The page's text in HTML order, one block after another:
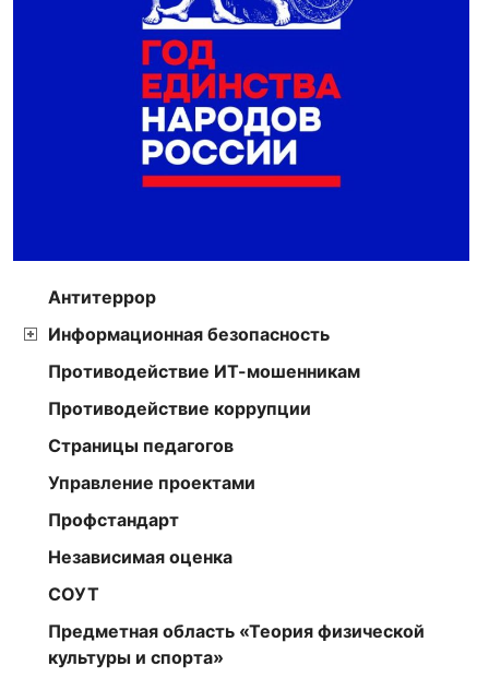
Антитеррор
Информационная безопасность
Противодействие ИТ-мошенникам
Противодействие коррупции
Страницы педагогов
Управление проектами
Профстандарт
Независимая оценка
СОУТ
Предметная область «Теория физической
культуры и спорта»